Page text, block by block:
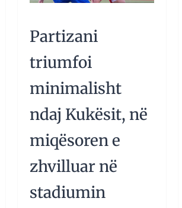
Partizani
triumfoi
minimalisht
ndaj Kukësit, në
miqësoren e
zhvilluar në
stadiumin